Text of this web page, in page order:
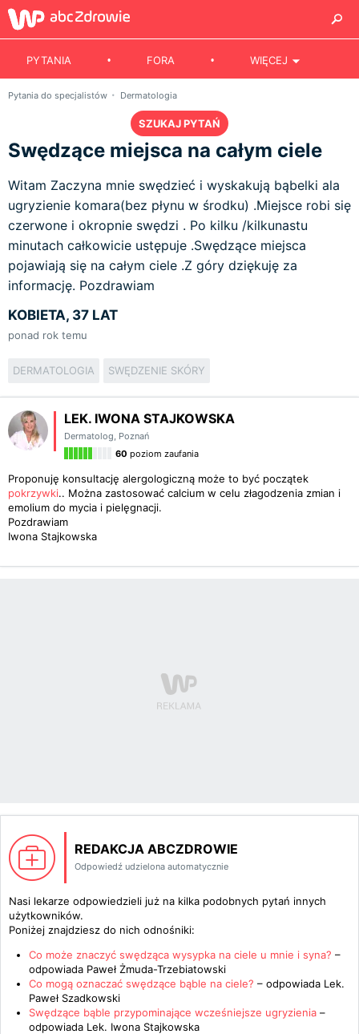
PYTANIA FORA WIĘCEJ
Pytania do specjalistów Dermatologia
SZUKAJ PYTAŃ
Swędzące miejsca na całym ciele
Witam Zaczyna mnie swędzieć i wyskakują bąbelki ala
ugryzienie komara(bez płynu w środku) .Miejsce robi się
czerwone i okropnie swędzi . Po kilku /kilkunastu
minutach całkowicie ustępuje .Swędzące miejsca
pojawiają się na całym ciele .Z góry dziękuję za
informację. Pozdrawiam
KOBIETA, 37 LAT
ponad rok temu
DERMATOLOGIA SWĘDZENIE SKÓRY
LEK. IWONA STAJKOWSKA
Dermatolog, Poznań
60 poziom zaufania
Proponuję konsultację alergologiczną może to być początek
pokrzywki.. Można zastosować calcium w celu złagodzenia zmian i
emolium do mycia i pielęgnacji.
Pozdrawiam
Iwona Stajkowska
REDAKCJA ABCZDROWIE
Odpowiedź udzielona automatycznie
Nasi lekarze odpowiedzieli już na kilka podobnych pytań innych
użytkowników.
Poniżej znajdziesz do nich odnośniki:
Co może znaczyć swędząca wysypka na ciele u mnie i syna? –
odpowiada Paweł Żmuda-Trzebiatowski
Co mogą oznaczać swędzące bąble na ciele? – odpowiada Lek.
Paweł Szadkowski
Swędzące bąble przypominające wcześniejsze ugryzienia –
odpowiada Lek. Iwona Stajkowska